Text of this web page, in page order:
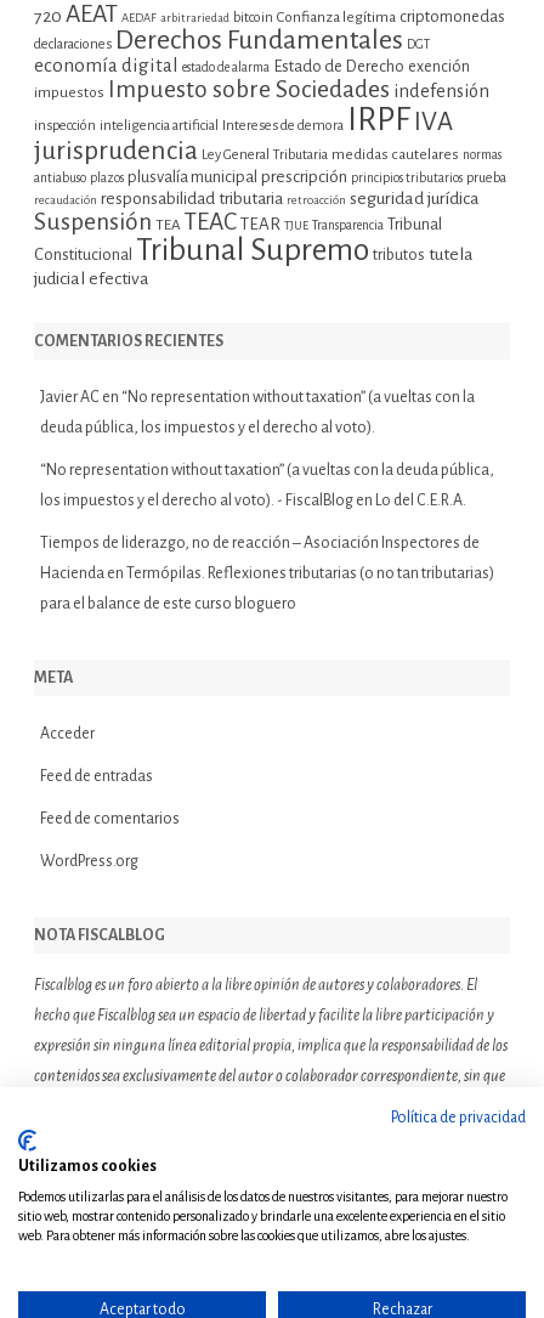
720 AEAT AEDAF arbitrariedad bitcoin Confianza legítima criptomonedas
declaraciones Derechos Fundamentales DGT
economía digital estado de alarma Estado de Derecho exención
impuestos Impuesto sobre Sociedades indefensión
inspección inteligencia artificial Intereses de demora IRPF IVA
jurisprudencia Ley General Tributaria medidas cautelares normas
antiabuso plazos plusvalía municipal prescripción principios tributarios prueba
recaudación responsabilidad tributaria retroacción seguridad jurídica
Suspensión TEA TEAC TEAR TJUE Transparencia Tribunal
Constitucional Tribunal Supremo tributos tutela
judicial efectiva
COMENTARIOS RECIENTES
Javier AC en “No representation without taxation” (a vueltas con la
deuda pública, los impuestos y el derecho al voto).
“No representation without taxation” (a vueltas con la deuda pública,
los impuestos y el derecho al voto). - FiscalBlog en Lo del C.E.R.A.
Tiempos de liderazgo, no de reacción – Asociación Inspectores de
Hacienda en
Termópilas. Reflexiones tributarias (o no tan tributarias)
para el balance de este curso bloguero
META
Acceder
Feed de entradas
Feed de comentarios
WordPress.org
NOTA FISCALBLOG
Fiscalblog es un foro abierto a la libre opinión de autores y colaboradores. El
hecho que Fiscalblog sea un espacio de libertad y facilite la libre participación y
expresión sin ninguna línea editorial propia, implica que la responsabilidad de los
contenidos sea exclusivamente del autor o colaborador correspondiente, sin que
ello suponga que el resto de miembros de la comunidad de Fiscalblog asuman o
compartan las reflexiones u opiniones expresadas.
© Copyright 2011 - Todos
Política de privacidad
Utilizamos cookies
Podemos utilizarlas para el análisis de los datos de nuestros visitantes, para mejorar nuestro
sitio web, mostrar contenido personalizado y brindarle una excelente experiencia en el sitio
web. Para obtener más información sobre las cookies que utilizamos, abre los ajustes.
Aceptar todo Rechazar